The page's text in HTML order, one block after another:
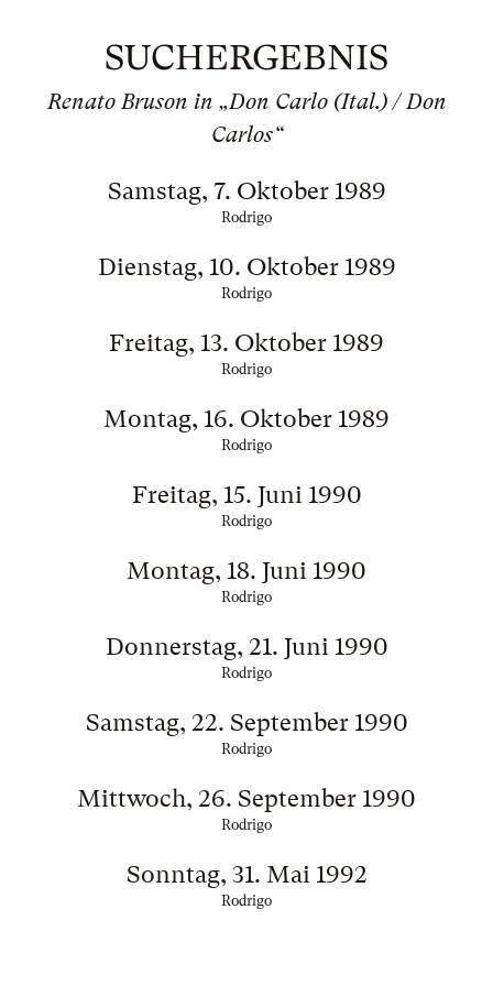
SUCHERGEBNIS
Renato Bruson in „Don Carlo (Ital.) / Don
Carlos“
Samstag, 7. Oktober 1989
Rodrigo
Dienstag, 10. Oktober 1989
Rodrigo
Freitag, 13. Oktober 1989
Rodrigo
Montag, 16. Oktober 1989
Rodrigo
Freitag, 15. Juni 1990
Rodrigo
Montag, 18. Juni 1990
Rodrigo
Donnerstag, 21. Juni 1990
Rodrigo
Samstag, 22. September 1990
Rodrigo
Mittwoch, 26. September 1990
Rodrigo
Sonntag, 31. Mai 1992
Rodrigo